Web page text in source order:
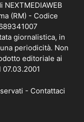
(RM) - Codice
giornalistica, in
periodicità. Non
editoriale ai
- Contattaci